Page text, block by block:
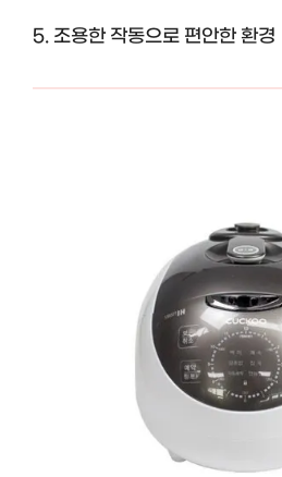
5. 조용한 작동으로 편안한 환경